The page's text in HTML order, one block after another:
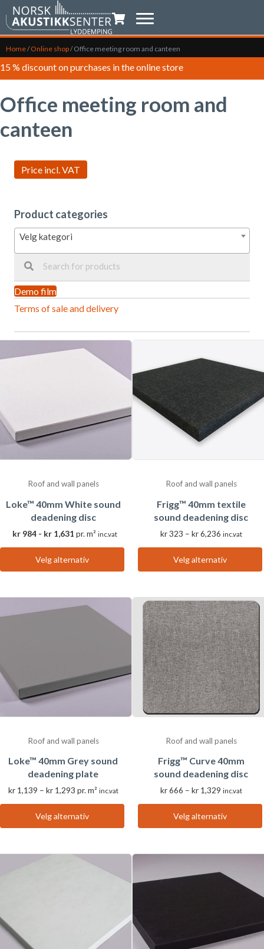
Shopping trolley
Home/Online shop/Office meeting room and canteen
15 % discount on purchases in the online store
Office meeting room and
canteen
Product categories
Velg kategori
Demo film
Terms of sale and delivery
Roof and wall panels
Loke™ 40mm White sound
deadening disc
kr984- kr1,631 pr. m² inc.vat
Velg alternativ
Dette
flere
varianter.
produktsiden
Roof and wall panels
Frigg™ 40mm textile
sound deadening disc
kr323 – kr6,236Prisområde:
kr 6,236
inc.vat
Velg alternativ
Dette
flere
varianter.
Alternativene
kan
velges
på
produktsiden
Roof and wall panels
Loke™ 40mm Grey sound
deadening plate
kr1,139 – kr1,293Prisområde:
kr 1,293
pr. m² inc.vat
Velg alternativ
Dette
flere
produktsiden
Roof and wall panels
Frigg™ Curve 40mm
sound deadening disc
kr666 – kr1,329Prisområde:
kr 1,329
inc.vat
Velg alternativ
Dette
varianter.
Alternativene
produktsiden